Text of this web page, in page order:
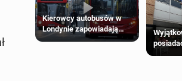
Kierowcy autobusów w
Londynie zapowiadają
strajki